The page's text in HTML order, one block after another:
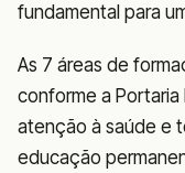
fundamental para
As 7 áreas de
conforme a Portaria
atenção à saúde e
educação